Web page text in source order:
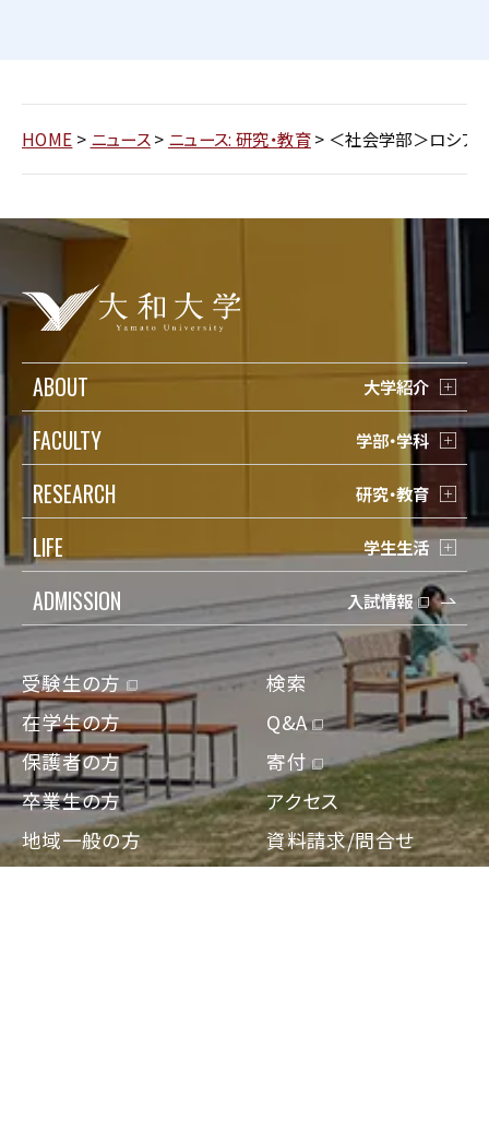
HOME > ニュース> ニュース: 研究・教育> ＜社会学部＞ロシア
ABOUT 大学紹介
FACULTY 学部・学科
RESEARCH 研究・教育
LIFE 学生生活
ADMISSION 入試情報
受験生の方
在学生の方
保護者の方
卒業生の方
地域一般の方
検索
Q&A
寄付
アクセス
資料請求/問合せ